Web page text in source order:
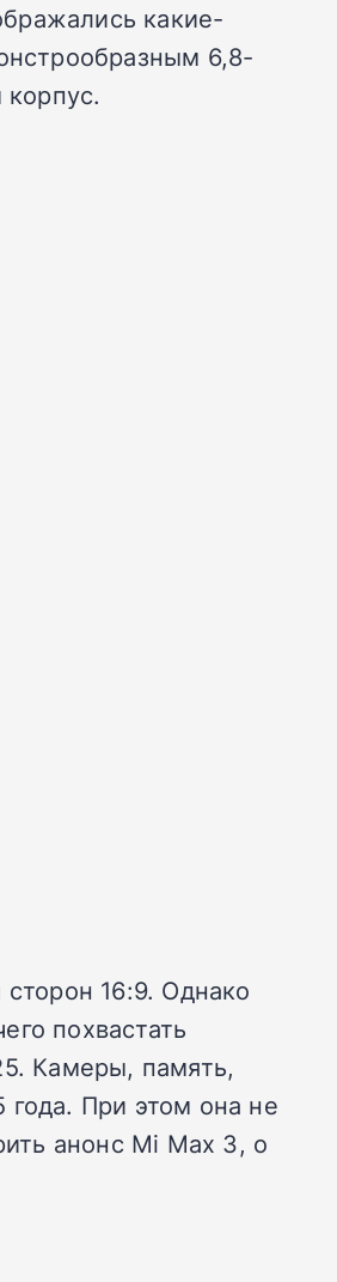
какие-
6,8-
16:9. Однако
похвастать
Камеры, память,
года. При этом она не
анонс Mi Max 3, о